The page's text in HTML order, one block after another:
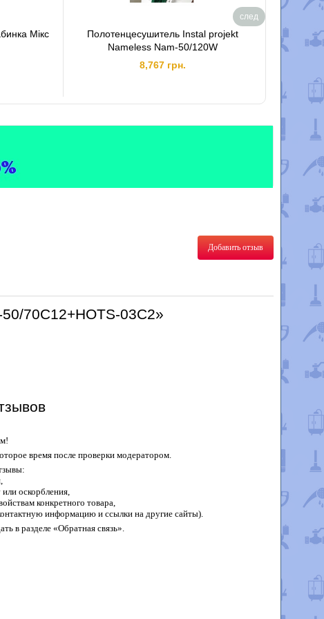
Мiкс
Полотенцесушитель Instal projekt
Nameless Nam-50/120W
8,767 грн.
след
Добавить отзыв
70C12+HOTS-03C2»
время после проверки модератором.
оскорбления,
конкретного товара,
информацию и ссылки на другие сайты).
в разделе «Обратная связь».